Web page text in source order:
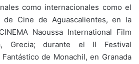
como internacionales como el
de Cine de Aguascalientes, en la
Naoussa International Film
Grecia; durante el II Festival
de Monachil, en Granada